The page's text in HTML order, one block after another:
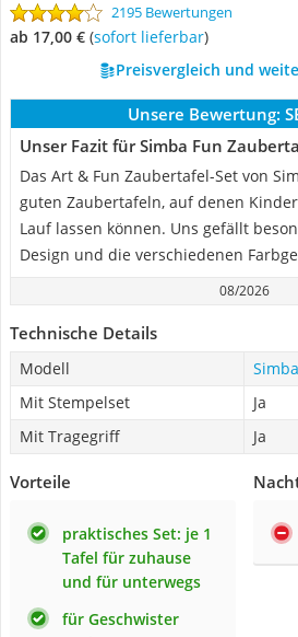
2195 Bewertungen
ab 17,00 € ( Sofort lieferbar)
Preisvergleich und
Unsere Bewertung:
Unser Fazit für Simba Fun
Das Art & Fun Zaubertafel-Set von
guten Zaubertafeln, auf denen
Lauf lassen können. Uns gefällt
Design und die verschiedenen
08/2026
Technische Details
Modell
Mit Stempelset
Ja
Mit Tragegriff
Ja
Vorteile
praktisches Set: je 1
Tafel für zuhause
und für unterwegs
für Geschwister